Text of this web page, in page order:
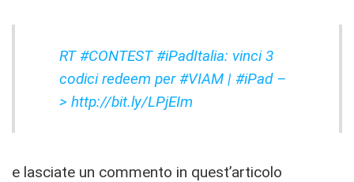
RT #CONTEST #iPadItalia: vinci 3
codici redeem per #VIAM | #iPad –
> http://bit.ly/LPjEIm
e lasciate un commento in quest’articolo